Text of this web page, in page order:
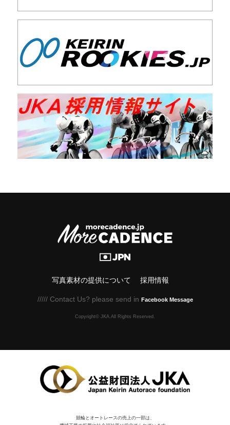
写真素材の提供について 採用情報
///// Contact Us? please send in Facebook Message
Copyright© JKA.All Rights Reserved.
競輪とオートレースの売上の一部は、